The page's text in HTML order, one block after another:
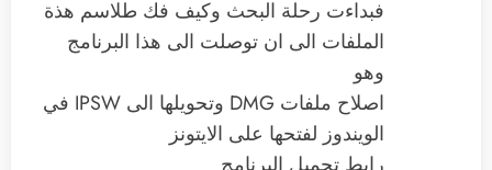
فبداءت رحلة البحث وكيف فك طلاسم هذة
الملفات الى ان توصلت الى هذا البرنامج
وهو
اصلاح ملفات DMG وتحويلها الى IPSW في
الويندوز لفتحها على الايتونز